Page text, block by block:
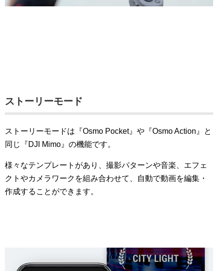
ストーリーモード
ストーリーモードは『Osmo Pocket』や『Osmo Action』と
同じ『DJI Mimo』の機能です。
様々なテンプレートがあり、撮影パターンや音楽、エフェ
クトやカメラワークを組み合わせて、自動で動画を編集・
作成することができます。